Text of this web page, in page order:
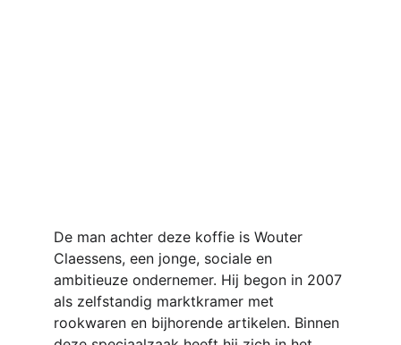
De man achter deze koffie is Wouter
Claessens, een jonge, sociale en
ambitieuze ondernemer. Hij begon in 2007
als zelfstandig marktkramer met
rookwaren en bijhorende artikelen. Binnen